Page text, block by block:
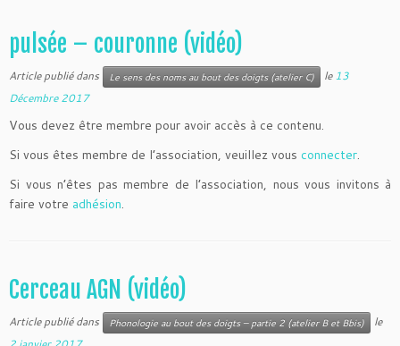
pulsée – couronne (vidéo)
Article publié dans Le sens des noms au bout des doigts (atelier C) le13
Décembre 2017
Vous devez être membre pour avoir accès à ce contenu.
Si vous êtes membre de l’association, veuillez vous connecter.
Si vous n’êtes pas membre de l’association, nous vous invitons à
faire votre adhésion.
Cerceau AGN (vidéo)
Article publié dans Phonologie au bout des doigts – partie 2 (atelier B et Bbis)
le